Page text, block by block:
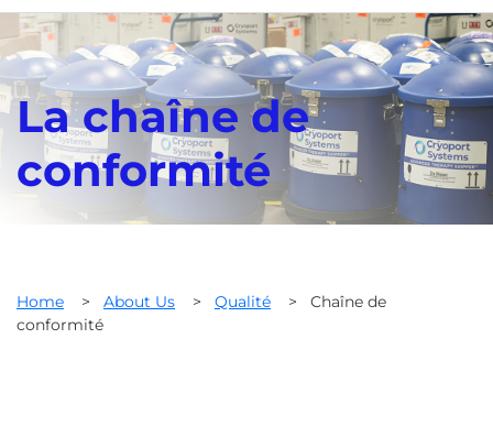
La chaîne de
conformité
Home > About Us > Qualité >
Chaîne de
conformité